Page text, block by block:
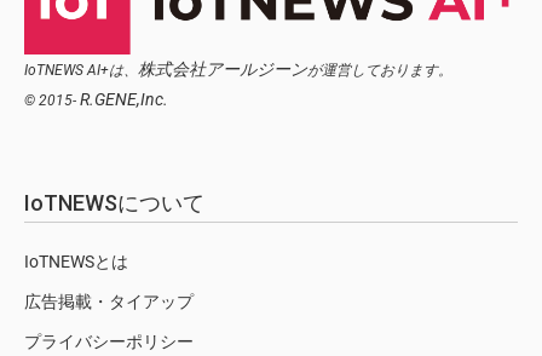
IoTNEWS AI+は、 株式会社アールジーンが運営しております。
© 2015- R.GENE,Inc.
IoTNEWSについて
IoTNEWSとは
広告掲載・タイアップ
プライバシーポリシー